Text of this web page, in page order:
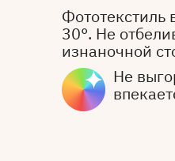
30°. Не
изнаночной
Не